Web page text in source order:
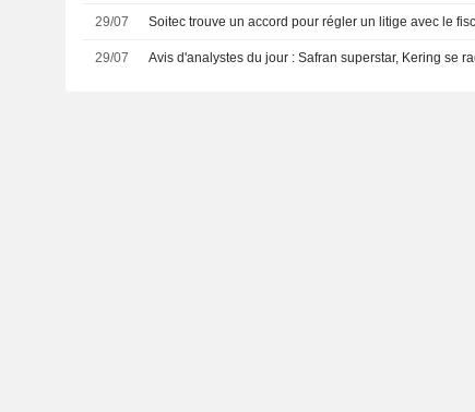
29/07 Soitec trouve un accord pour régler un litige avec le
29/07 Avis d'analystes du jour : Safran superstar, Kering se